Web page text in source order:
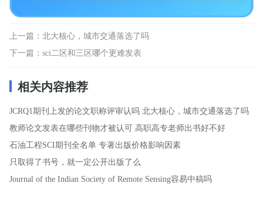
上一篇： 北大核心，城市交通落选了吗
下一篇： sci二区和三区哪个更难发表
相关内容推荐
JCRQ1期刊上发的论文职称评审认吗 北大核心，城市交通落选了吗
教师论文发表在哪些刊物才被认可 高职高专老师出书好不好
石油工程SCI期刊全名单 专著出版价格影响因素
只取得了书号，就一定公开出版了么
Journal of the Indian Society of Remote Sensing容易中稿吗